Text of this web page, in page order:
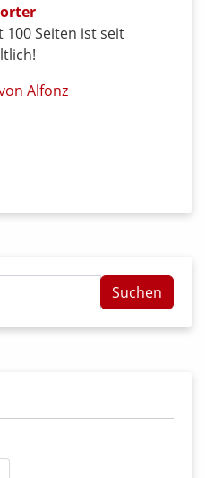
100 Seiten ist seit
Suchen